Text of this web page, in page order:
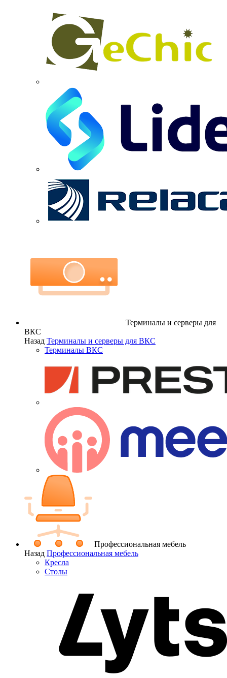
Терминалы и серверы для
ВКС
Назад Терминалы и серверы для ВКС
Терминалы ВКС
Профессиональная мебель
Назад Профессиональная мебель
Кресла
Столы